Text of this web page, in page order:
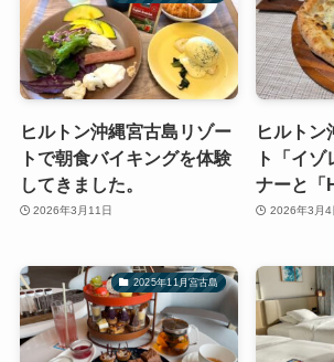
ヒルトン沖縄宮古島リゾー
トで朝食バイキングを体験
してきました。
2026年3月11日
ヒルトン
ト「イ
ナーと「
2026年3月4
2025年11月宮古島